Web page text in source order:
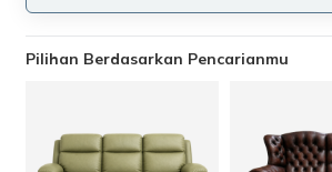
Pilihan Berdasarkan Pencarianmu